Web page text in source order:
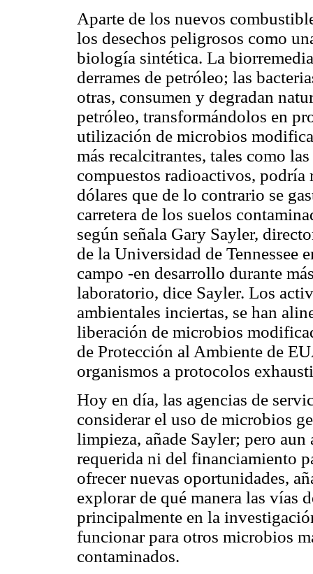
Aparte de los nuevos
los desechos peligrosos como
biología sintética. La
derrames de petróleo; las
otras, consumen y degradan
petróleo, transformándolos en
utilización de microbios
más recalcitrantes, tales como
compuestos radioactivos, podría
dólares que de lo contrario se
carretera de los suelos
según señala Gary Sayler,
de la Universidad de Tennessee
campo -en desarrollo durante
laboratorio, dice Sayler. Los
ambientales inciertas, se han
liberación de microbios
de Protección al Ambiente de
organismos a protocolos
Hoy en día, las agencias de
considerar el uso de microbios
limpieza, añade Sayler; pero
requerida ni del financiamiento
ofrecer nuevas oportunidades,
explorar de qué manera las vías
principalmente en la
funcionar para otros microbios
contaminados.